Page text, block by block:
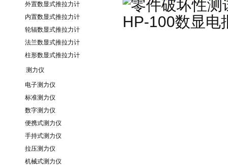
外置数显式推拉力计
内置数显式推拉力计
轮辐数显式推拉力计
法兰数显式推拉力计
柱形数显式推拉力计
测力仪
电子测力仪
标准测力仪
数字测力仪
便携式测力仪
手持式测力仪
拉压测力仪
机械式测力仪